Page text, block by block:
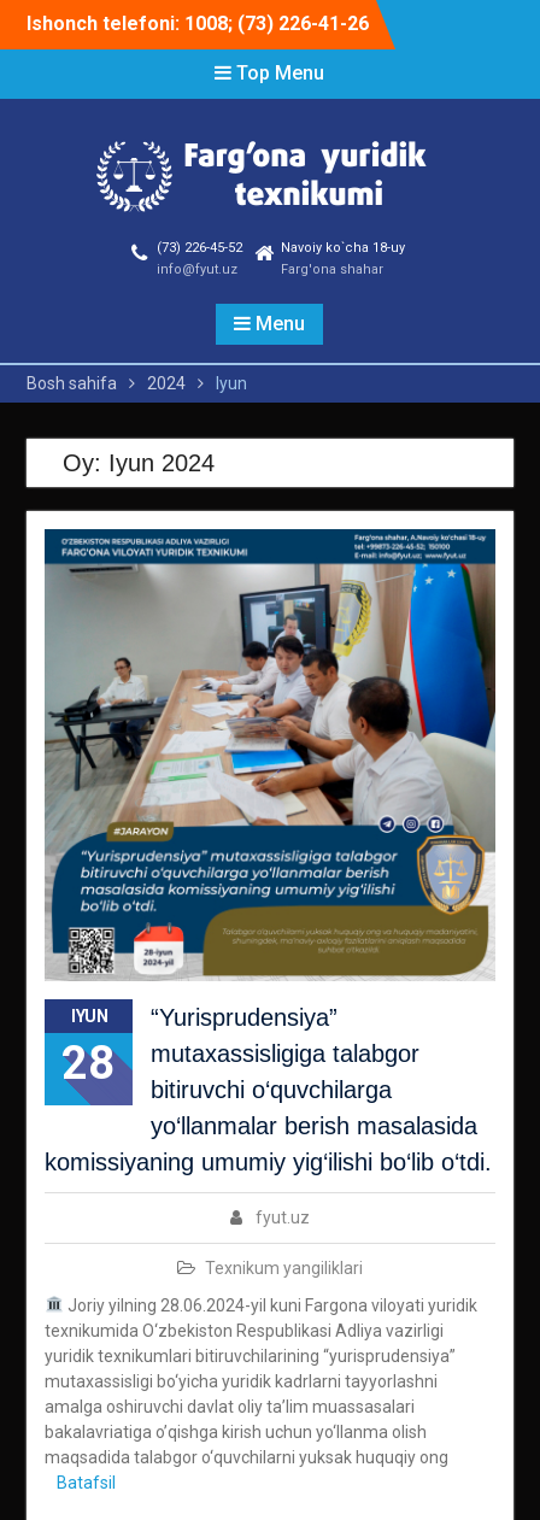
Ishonch telefoni: 1008; (73) 226-41-26
Top Menu
(73) 226-45-52
info@fyut.uz
Navoiy ko`cha 18-uy
Farg'ona shahar
Menu
Bosh sahifa 2024 Iyun
Oy: Iyun 2024
IYUN
28
“Yurisprudensiya”
mutaxassisligiga talabgor
bitiruvchi o‘quvchilarga
yo‘llanmalar berish masalasida
komissiyaning umumiy yig‘ilishi bo‘lib o‘tdi.
fyut.uz
Texnikum yangiliklari
Joriy yilning 28.06.2024-yil kuni Fargona viloyati yuridik
texnikumida O‘zbekiston Respublikasi Adliya vazirligi
yuridik texnikumlari bitiruvchilarining “yurisprudensiya”
mutaxassisligi bo‘yicha yuridik kadrlarni tayyorlashni
amalga oshiruvchi davlat oliy ta’lim muassasalari
bakalavriatiga o’qishga kirish uchun yo‘llanma olish
maqsadida talabgor o‘quvchilarni yuksak huquqiy ong
Batafsil